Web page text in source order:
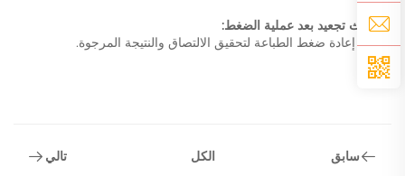
إذا حدث تجعيد بعد عملية الضغط:
يمكنك إعادة ضغط الطباعة لتحقيق الالتصاق والنتيجة المرجوة.
سابق الكل تالي